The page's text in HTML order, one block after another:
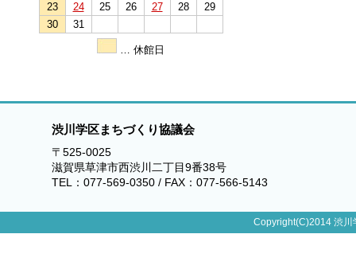
23
24 25 26 27 28
29
30
31
… 休館日
渋川学区まちづくり協議会
〒525-0025
滋賀県草津市西渋川二丁目9番38号
TEL：077-569-0350 / FAX：077-566-5143
Copyright(C)2014 渋川